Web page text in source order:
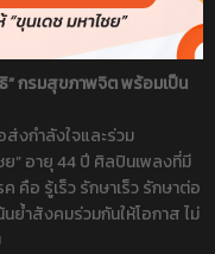
ธิ” กรมสุขภาพจิต พร้อมเป็น
งกำลังใจและร่วม
ย” อายุ 44 ปี ศิลปินเพลงที่มี
คือ รู้เร็ว รักษาเร็ว รักษาต่อ
ย้ำสังคมร่วมกันให้โอกาส ไม่